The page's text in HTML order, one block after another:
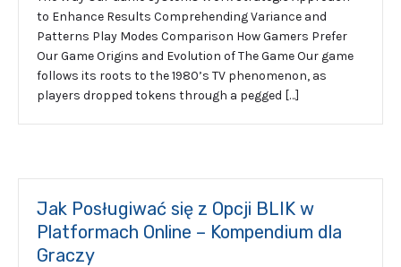
to Enhance Results Comprehending Variance and
Patterns Play Modes Comparison How Gamers Prefer
Our Game Origins and Evolution of The Game Our game
follows its roots to the 1980’s TV phenomenon, as
players dropped tokens through a pegged […]
Jak Posługiwać się z Opcji BLIK w
Platformach Online – Kompendium dla
Graczy